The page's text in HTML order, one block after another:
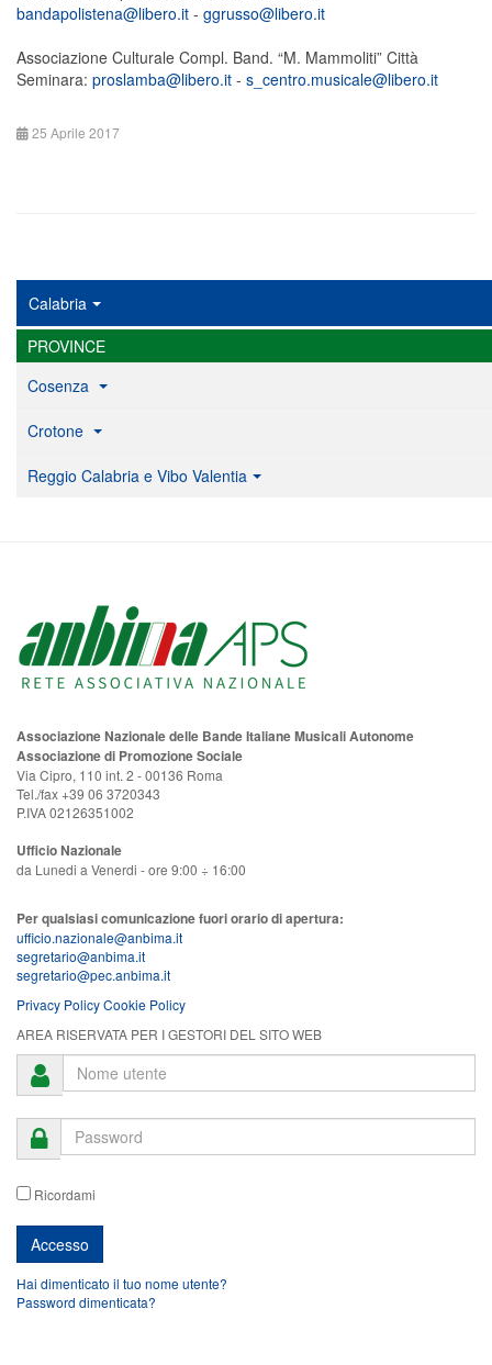
bandapolistena@libero.it - ggrusso@libero.it
Associazione Culturale Compl. Band. “M. Mammoliti” Città
Seminara: proslamba@libero.it - s_centro.musicale@libero.it
25 Aprile 2017
Calabria
PROVINCE
Cosenza
Crotone
Reggio Calabria e Vibo Valentia
Associazione Nazionale delle Bande Italiane Musicali Autonome
Associazione di Promozione Sociale
Via Cipro, 110 int. 2 - 00136 Roma
Tel./fax +39 06 3720343
P.IVA 02126351002
Ufficio Nazionale
da Lunedi a Venerdi - ore 9:00 ÷ 16:00
Per qualsiasi comunicazione fuori orario di apertura:
ufficio.nazionale@anbima.it
segretario@anbima.it
segretario@pec.anbima.it
Privacy PolicyCookie Policy
AREA RISERVATA PER I GESTORI DEL SITO WEB
Ricordami
Hai dimenticato il tuo nome utente?
Password dimenticata?